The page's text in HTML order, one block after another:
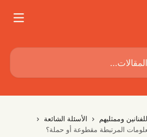
للفنانين وممثليهم
الأسئلة الشائعة
المرتبطة مقطوعة أو حملة؟